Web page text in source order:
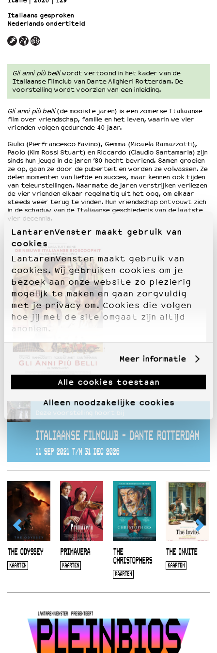
LantarenVenster maakt gebruik van
cookies
LantarenVenster maakt gebruik van
cookies. Wij gebruiken cookies om je
bezoek aan onze website zo plezierig
mogelijk te maken en gaan zorgvuldig
met je privacy om. Cookies die volgen
hoe jij met de site omgaat zijn altijd
anoniem.
Meer informatie
Alle cookies toestaan
Alleen noodzakelijke cookies
OVER LANTARENVENSTER
Wat we doen
Word vriend
Historie
Huisregels
Privacyverklaring
Integriteits- en gedragscode
Duurzaamheid
Culturele boycot Israël
Ruimte voor artistieke vrijheid – VNPF
Italiaans gesproken
Nederlands ondertiteld
Gli anni più belliwordt vertoond in het kader van de
Italiaanse Filmclub van Dante Alighieri Rotterdam. De
voorstelling wordt voorzien van een inleiding.
Gli anni più belli(de mooiste jaren) is een zomerse Italiaanse
film over vriendschap, familie en het leven, waarin we vier
vrienden volgen gedurende 40 jaar.
Giulio (Pierfrancesco Favino), Gemma (Micaela Ramazzotti),
Paolo (Kim Rossi Stuart) en Riccardo (Claudio Santamaria) zijn
sinds hun jeugd in de jaren ’80 hecht bevriend. Samen groeien
ze op, gaan ze door de puberteit en worden ze volwassen. Ze
delen momenten van liefde en succes, maar kennen ook tijden
van teleurstellingen. Naarmate de jaren verstrijken verliezen
de vier vrienden elkaar regelmatig uit het oog, om elkaar
steeds weer terug te vinden. Hun vriendschap ontvouwt zich
in de schaduw van de Italiaanse geschiedenis van de laatste
vier decennia.
Deze voorstelling hoort bij
ITALIAANSE FILMCLUB - DANTE ROTTERDAM
11 SEP 2021 T/M 31 DEC 2026
THE ODYSSEY
KAARTEN
PRIMAVERA
KAARTEN
THE
CHRISTOPHERS
KAARTEN
THE INVITE
KAARTEN